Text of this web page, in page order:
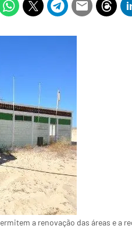
a renovação das áreas e a